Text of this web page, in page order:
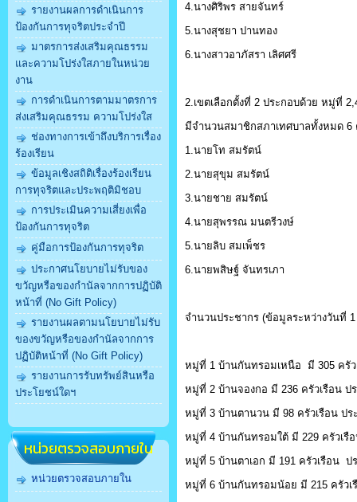
รายงานผลการดำเนินการ
ป้องกันการทุจริตประจำปี
มาตรการส่งเสริมคุณธรรม
และความโปร่งใสภายในหน่วย
งาน
การดำเนินการตามมาตรการ
ส่งเสริมคุณธรรม ความโปร่งใส
ช่องทางการเข้าถึงบริการเรื่อง
ร้องเรียน
ข้อมูลเชิงสถิติเรื่องร้องเรียน
การทุจริตและประพฤติมิชอบ
การประเมินความเสี่ยงเพื่อ
ป้องกันการทุจริต
คู่มือการป้องกันการทุจริต
ประกาศนโยบายไม่รับของ
ขวัญหรือของกำนัลจากการปฏิบัติ
หน้าที่ (No Gift Policy)
รายงานผลตามนโยบายไม่รับ
ของขวัญหรือของกำนัลจากการ
ปฏิบัติหน้าที่ (No Gift Policy)
รายงานการรับทรัพย์สินหรือ
ประโยชน์ใดฯ
หน่วยตรวจสอบภายใน
หน่วยตรวจสอบภายใน
4.นางศิริพร สายจันทร์
5.นางสุชยา ปานทอง
6.นางสาวอาภัสรา เลิศศรี
2.เขตเลือกตั้งที่ 2 ประกอบด้วย หมู่ที่
มีจำนวนสมาชิกสภาเทศบาลทั้งหมด 6
1.นายโท สมรัตน์
2.นายสุขุม สมรัตน์
3.นายชาย สมรัตน์
4.นายสุพรรณ มนตรีวงษ์
5.นายลิบ สมเพ็ชร
6.นายพสิษฐ์ จันทรเภา
จำนวนประชากร (ข้อมูลระหว่างวันที่
หมู่ที่ 1 บ้านกันทรอมเหนือ มี 305 ครัว
หมู่ที่ 2 บ้านจองกอ มี 236 ครัวเรือน
หมู่ที่ 3 บ้านตานวน มี 98 ครัวเรือน ป
หมู่ที่ 4 บ้านกันทรอมใต้ มี 229 ครัวเรื
หมู่ที่ 5 บ้านตาเอก มี 191 ครัวเรือน
หมู่ที่ 6 บ้านกันทรอมน้อย มี 215 ครัวเ